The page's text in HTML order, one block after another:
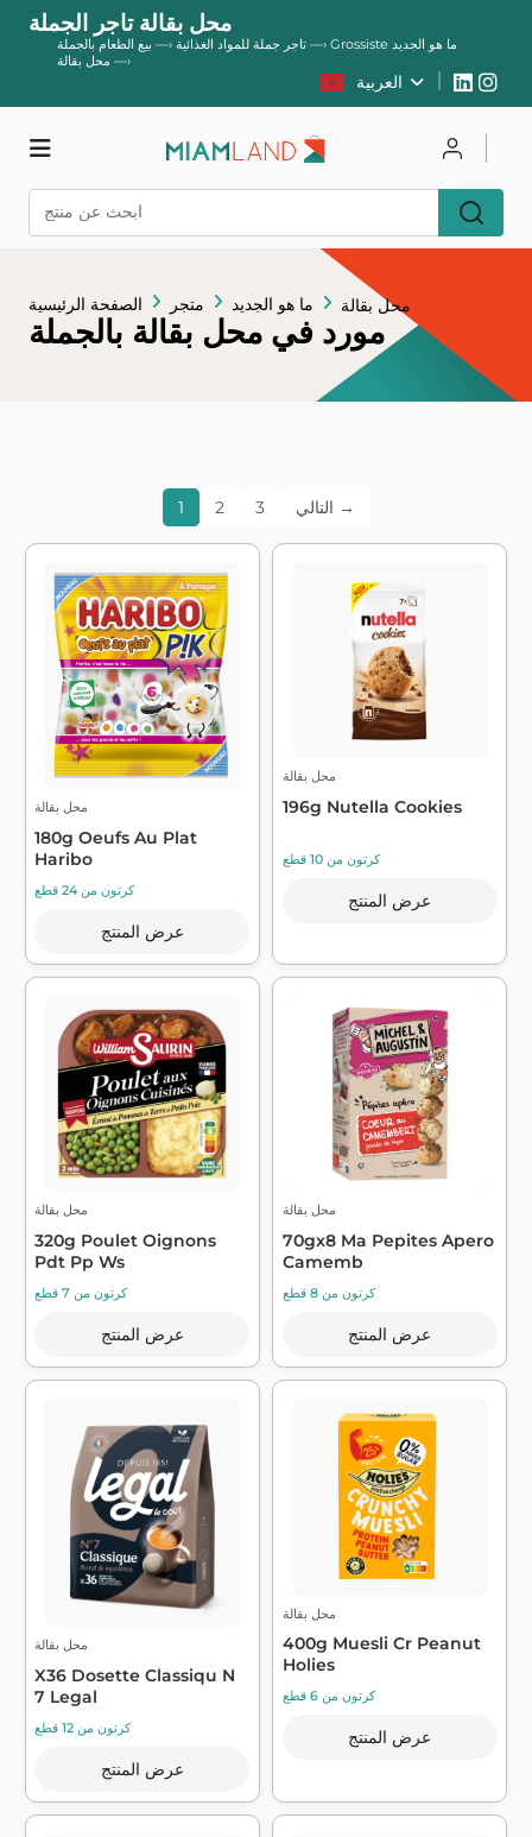
محل بقالة تاجر الجملة
تاجر جملة للمواد الغذائية —› بيع الطعام بالجملة —›
Grossiste ما هو الجديد
—› محل بقالة
العربية
الصفحة الرئيسية متجر ما هو الجديد محل بقالة
مورد في محل بقالة بالجملة
1 2 3 التالي →
محل بقالة
180g Oeufs Au Plat
Haribo
كرتون من 24 قطع
عرض المنتج
محل بقالة
196g Nutella Cookies
كرتون من 10 قطع
عرض المنتج
محل بقالة
320g Poulet Oignons
Pdt Pp Ws
كرتون من 7 قطع
عرض المنتج
محل بقالة
70gx8 Ma Pepites Apero
Camemb
كرتون من 8 قطع
عرض المنتج
محل بقالة
X36 Dosette Classiqu N
7 Legal
كرتون من 12 قطع
عرض المنتج
محل بقالة
400g Muesli Cr Peanut
Holies
كرتون من 6 قطع
عرض المنتج
متجر